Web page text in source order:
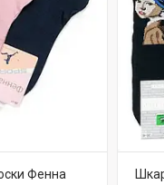
Фенна